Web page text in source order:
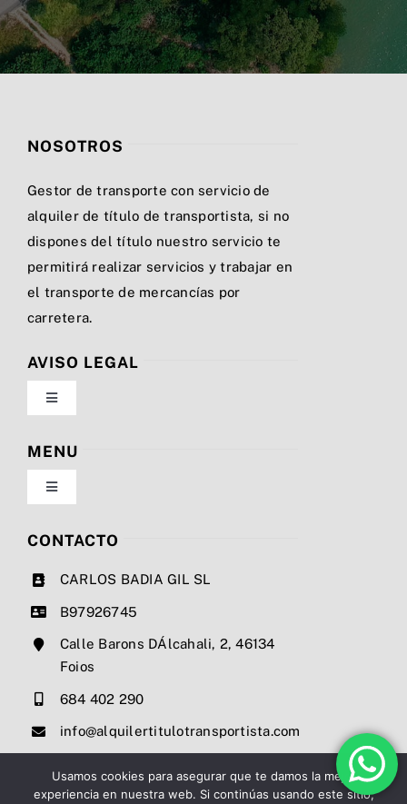
NOSOTROS
Gestor de transporte con servicio de
alquiler de título de transportista, si no
dispones del título nuestro servicio te
permitirá realizar servicios y trabajar en
el transporte de mercancías por
carretera.
AVISO LEGAL
Toggle
Navigation
Política de privacidad
Condiciones de uso
MENU
Toggle
Navigation
Nosotros
Precios
Contacto
CONTACTO
CARLOS BADIA GIL SL
B97926745
Calle Barons DÁlcahali, 2, 46134
Foios
684 402 290
info@alquilertitulotransportista.com
Usamos cookies para asegurar que te damos la mejor
experiencia en nuestra web. Si continúas usando este sitio,